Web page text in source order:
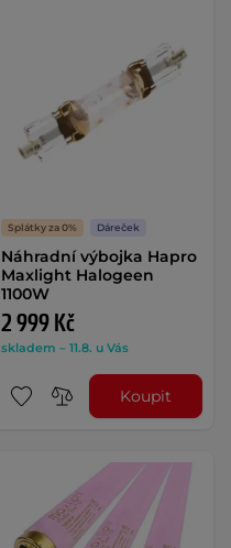
Splátky za 0% Dáreček
Náhradní výbojka Hapro
Maxlight Halogeen
1100W
2 999 Kč
skladem – 11.8. u Vás
Koupit